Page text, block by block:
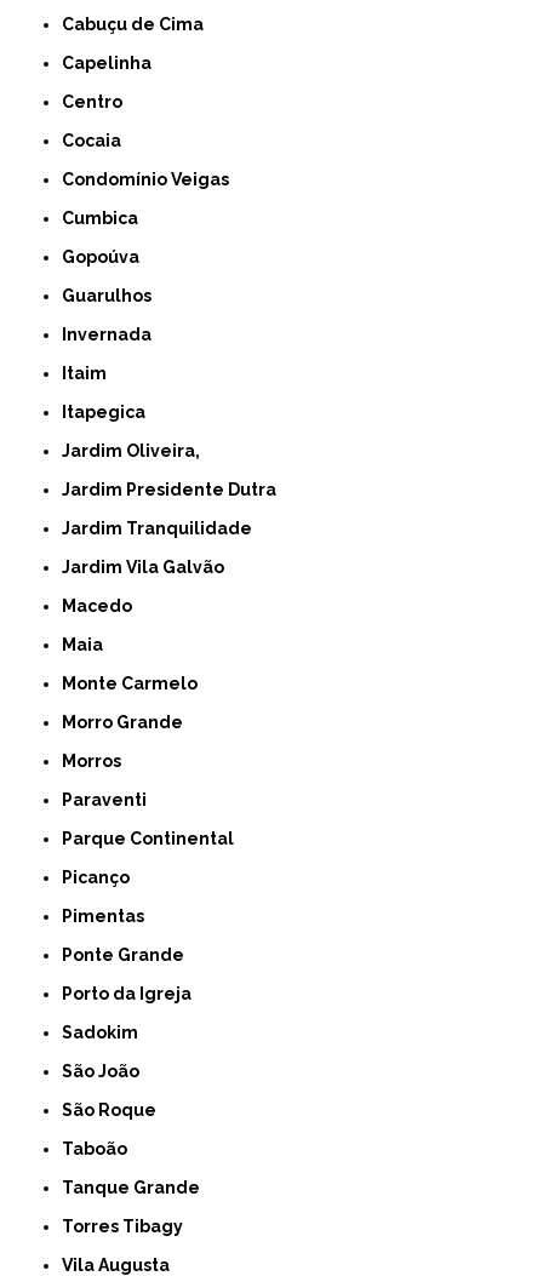
Cabuçu de Cima
Capelinha
Centro
Cocaia
Condomínio Veigas
Cumbica
Gopoúva
Guarulhos
Invernada
Itaim
Itapegica
Jardim Oliveira,
Jardim Presidente Dutra
Jardim Tranquilidade
Jardim Vila Galvão
Macedo
Maia
Monte Carmelo
Morro Grande
Morros
Paraventi
Parque Continental
Picanço
Pimentas
Ponte Grande
Porto da Igreja
Sadokim
São João
São Roque
Taboão
Tanque Grande
Torres Tibagy
Vila Augusta